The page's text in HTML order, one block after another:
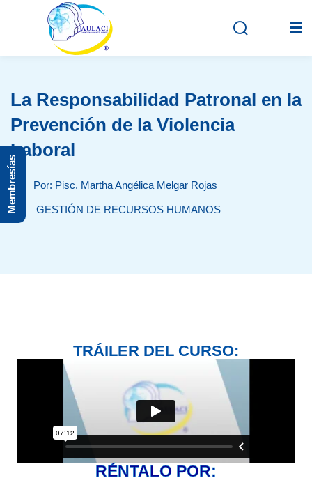
Inicio
En vivo
Registro
La Responsabilidad Patronal en la
Prevención de la Violencia
Laboral
Por: Pisc. Martha Angélica Melgar Rojas
GESTIÓN DE RECURSOS HUMANOS
TRÁILER DEL CURSO:
RÉNTALO POR:
Membresías